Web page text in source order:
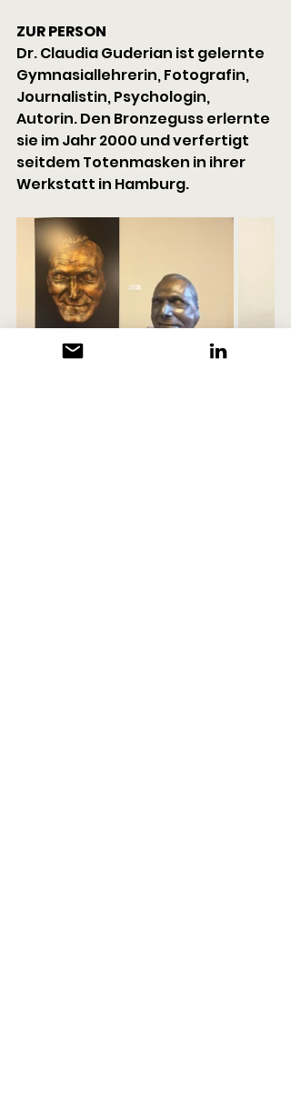
ZUR PERSON
Dr. Claudia Guderian ist gelernte
Gymnasiallehrerin, Fotografin,
Journalistin, Psychologin,
Autorin. Den Bronzeguss erlernte
sie im Jahr 2000 und verfertigt
seitdem Totenmasken in ihrer
Werkstatt in Hamburg.